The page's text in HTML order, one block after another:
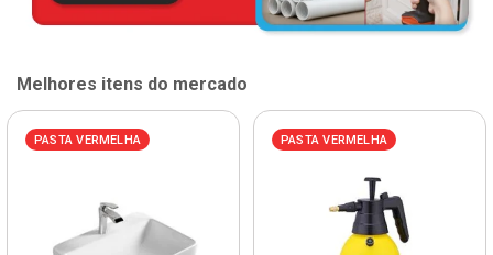
Melhores itens do mercado
PASTA VERMELHA PASTA VERMELHA